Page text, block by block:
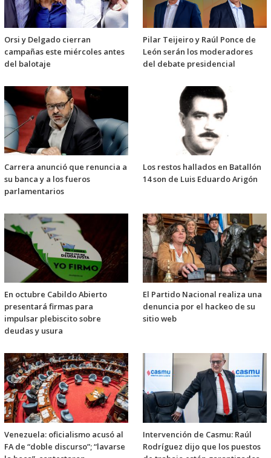
Orsi y Delgado cierran
campañas este miércoles antes
del balotaje
Pilar Teijeiro y Raúl Ponce de
León serán los moderadores
del debate presidencial
Carrera anunció que renuncia a
su banca y a los fueros
parlamentarios
Los restos hallados en Batallón
14 son de Luis Eduardo Arigón
En octubre Cabildo Abierto
presentará firmas para
impulsar plebiscito sobre
deudas y usura
El Partido Nacional realiza una
denuncia por el hackeo de su
sitio web
Venezuela: oficialismo acusó al
FA de “doble discurso”; “lavarse
Intervención de Casmu: Raúl
Rodríguez dijo que los puestos